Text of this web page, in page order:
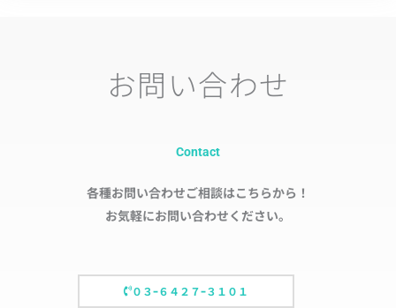
お問い合わせ
Contact
各種お問い合わせご相談はこちらから！
お気軽にお問い合わせください。
０３ｰ６４２７ｰ３１０１